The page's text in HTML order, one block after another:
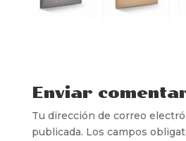
Enviar
Tu dirección de correo
publicada. Los campos